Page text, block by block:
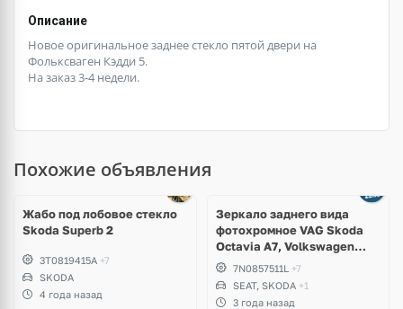
Описание
Новое оригинальное заднее стекло пятой двери на
Фольксваген Кэдди 5.
На заказ 3-4 недели.
Похожие объявления
Жабо под лобовое стекло
Skoda Superb 2
3T0819415A +7
SKODA
4 года назад
Зеркало заднего вида
фотохромное VAG Skoda
Octavia A7, Volkswagen
Passat CC, Golf 7, e-Golf,
Sharan, Seat Leon,
Alhambra
7N0857511L
+7
SEAT, SKODA +1
3 года назад